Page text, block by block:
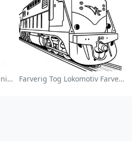
Chase Paw Patrol Farvelægningsside Farverig Tog Lokomotiv Farvelægningsside